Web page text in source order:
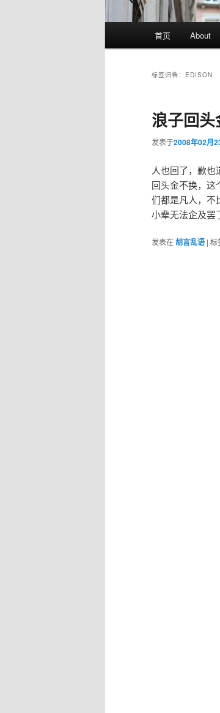
首页 About
标签归档： EDISON
浪子回
发表于2008年02月
人也回了，歉也
回头金不换，这
们都是凡人，不
小辈无法企及罢
发表在胡言乱语 | 标